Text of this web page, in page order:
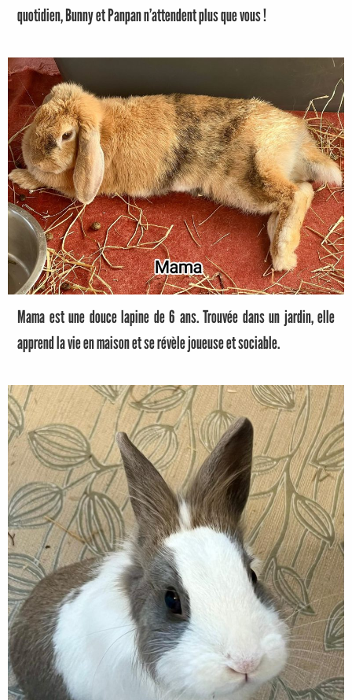
quotidien, Bunny et Panpan n’attendent plus que vous !
Mama est une douce lapine de 6 ans. Trouvée dans un jardin, elle
apprend la vie en maison et se révèle joueuse et sociable.